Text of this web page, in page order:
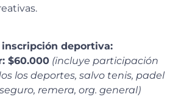
inscripción deportiva:
$60.000 (incluye participación
los deportes, salvo tenis, padel
remera, org. general)